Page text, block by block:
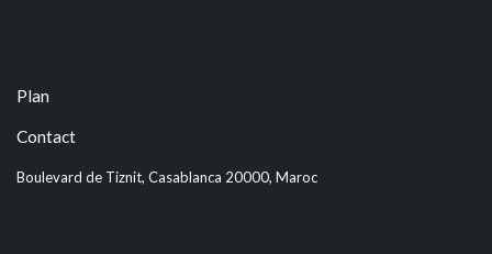
Plan
Contact
Boulevard de Tiznit, Casablanca 20000, Maroc